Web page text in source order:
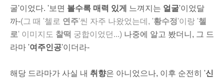
굴'이었다. '보면 볼수록 매력 있게 느껴지는 얼굴'이었달
까-(그 때 '첼로 연주'씬 자주 나왔었는데, '황수정'이랑 '첼
로' 이미지도 찰떡 궁합이었던...) 나중에 알고 봤더니, 그 드
라마 '여주인공'이더라-
해당 드라마가 사실 내 취향은 아니었으나, 이후 순전히 '신